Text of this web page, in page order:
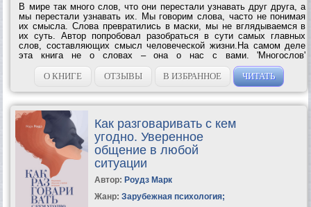
В мире так много слов, что они перестали узнавать друг друга, а
мы перестали узнавать их. Мы говорим слова, часто не понимая
их смысла. Слова превратились в маски, мы не вглядываемся в
их суть. Автор попробовал разобраться в сути самых главных
слов, составляющих смысл человеческой жизни.На самом деле
эта книга не о словах – она о нас с вами. 'Многослов'
переворачивает привычное восприятие мира и самих себя. Это
книга, с которой можно...
О КНИГЕ ОТЗЫВЫ В ИЗБРАННОЕ ЧИТАТЬ
Как разговаривать с кем
угодно. Уверенное
общение в любой
ситуации
Автор: Роудз Марк
Жанр: Зарубежная психология;